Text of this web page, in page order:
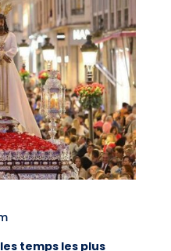
temps les plus